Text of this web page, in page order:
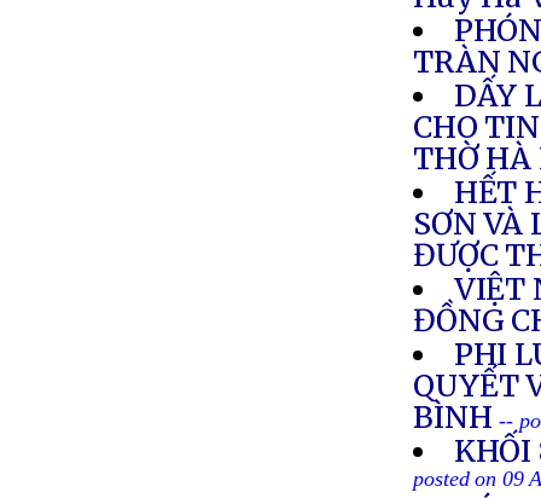
TRÀN
DẤY
CHO
THỜ HÀ
HẾT
SƠN VÀ
ĐƯỢC
VIỆT
ĐỒNG
PHI
QUYẾT
BÌNH --
posted on 09